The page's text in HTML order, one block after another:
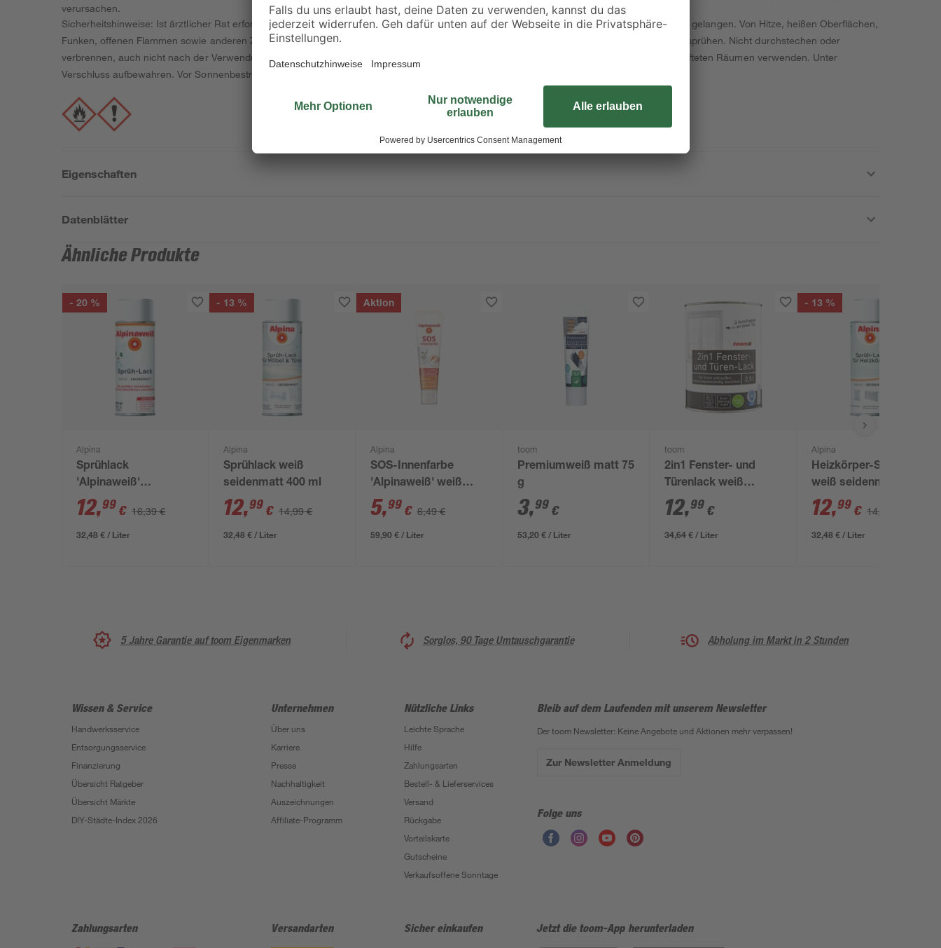
verursachen.
Sicherheitshinweise: Ist ärztlicher Rat erforderlich, Verpackung oder Kennzeichnungsetikett bereithalten. Darf nicht in die Hände von Kindern gelangen. Von Hitze, heißen Oberflächen,
Funken, offenen Flammen sowie anderen Zündquellenarten fernhalten. Nicht rauchen. Nicht gegen offene Flamme oder andere Zündquelle sprühen. Nicht durchstechen oder
verbrennen, auch nicht nach der Verwendung. Staub / Rauch / Gas / Nebel / Dampf / Aerosol nicht einatmen. Nur im Freien oder in gut belüfteten Räumen verwenden. Unter
Verschluss aufbewahren. Vor Sonnenbestrahlung schützen. Nicht Temperaturen über 50 °C / 122 °F aussetzen.
Eigenschaften
Datenblätter
Ähnliche Produkte
- 20 %
Alpina
Sprühlack
'Alpinaweiß'
seidenmatt 400 ml
12,99 € 16,39 €
32,48 € / Liter
- 13 %
Alpina
Sprühlack weiß
seidenmatt 400 ml
12,99 € 14,99 €
32,48 € / Liter
Aktion
Alpina
SOS-Innenfarbe
'Alpinaweiß' weiß
matt 100 ml
5,99 € 6,49 €
59,90 € / Liter
toom
Premiumweiß matt 75
g
3,99 €
53,20 € / Liter
toom
2in1 Fenster- und
Türenlack weiß
seidenmatt 375 ml
12,99 €
34,64 € / Liter
- 13 %
Alpina
Heizkörper-Sprühlack
weiß seidenmatt 400
ml
12,99 € 14,99 €
32,48 € / Liter
5 Jahre Garantie auf toom Eigenmarken Sorglos, 90 Tage Umtauschgarantie Abholung im Markt in 2 Stunden
Wissen & Service
Handwerksservice
Entsorgungsservice
Finanzierung
Übersicht Ratgeber
Übersicht Märkte
DIY-Städte-Index 2026
Unternehmen
Über uns
Karriere
Presse
Nachhaltigkeit
Auszeichnungen
Affiliate-Programm
Nützliche Links
Leichte Sprache
Hilfe
Zahlungsarten
Bestell- & Lieferservices
Versand
Rückgabe
Vorteilskarte
Gutscheine
Verkaufsoffene Sonntage
Bleib auf dem Laufenden mit unserem Newsletter
Der toom Newsletter: Keine Angebote und Aktionen mehr verpassen!
Zur Newsletter Anmeldung
Folge uns
Zahlungsarten Versandarten Sicher einkaufen Jetzt die toom-App herunterladen